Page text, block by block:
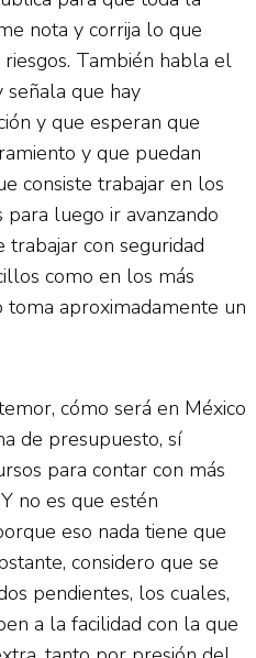
nota y corrija lo que
También habla el
que hay
y que esperan que
y que puedan
consiste trabajar en los
luego ir avanzando
trabajar con seguridad
como en los más
toma aproximadamente un
cómo será en México
de presupuesto, sí
para contar con más
no es que estén
eso nada tiene que
considero que se
pendientes, los cuales,
a la facilidad con la que